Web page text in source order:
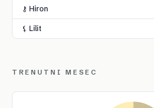
⚷ Hiron
⚸ Lilit
TRENUTNI MESEC